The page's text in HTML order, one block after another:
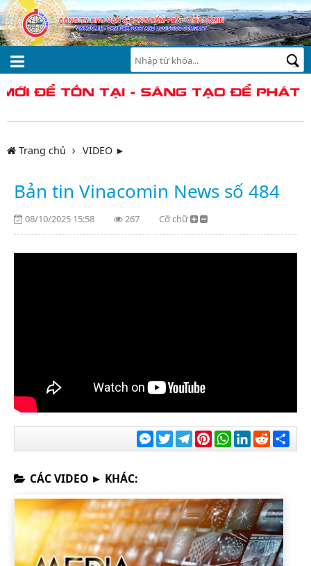
Trang chủ VIDEO ►
Bản tin Vinacomin News số 484
08/10/2025 15:58 267 Cỡ chữ
Messenger
TwitterTelegramPinterestWhatsApp
LinkedIn
Reddit
CÁC VIDEO ► KHÁC: